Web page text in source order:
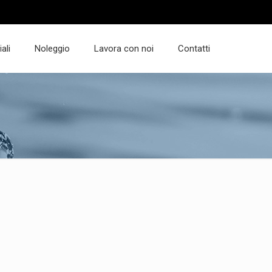
Noleggio Lavora con noi Contatti